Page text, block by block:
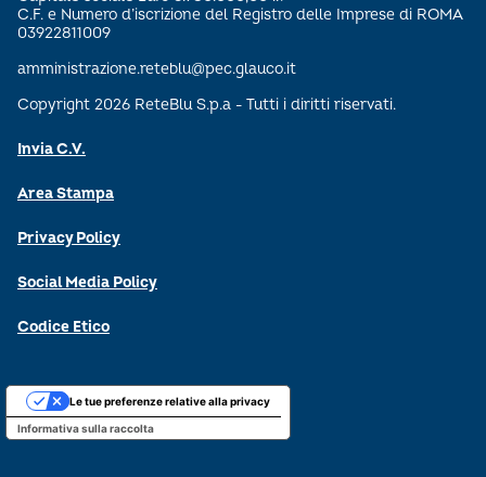
C.F. e Numero d’iscrizione del Registro delle Imprese di ROMA
03922811009
amministrazione.reteblu@pec.glauco.it
Copyright 2026 ReteBlu S.p.a - Tutti i diritti riservati.
Invia C.V.
Area Stampa
Privacy Policy
Social Media Policy
Codice Etico
Informativa sulla raccolta
Le tue preferenze relative alla privacy